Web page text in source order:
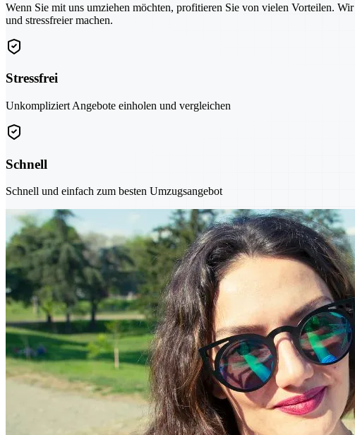
Wenn Sie mit uns umziehen möchten, profitieren Sie von vielen Vorteilen.
und stressfreier machen.
Stressfrei
Unkompliziert Angebote einholen und vergleichen
Schnell
Schnell und einfach zum besten Umzugsangebot